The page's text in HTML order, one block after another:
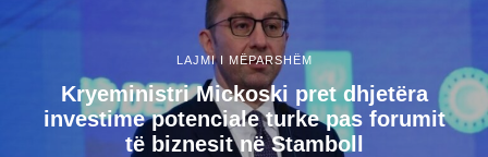
LAJMI I MËPARSHËM
Kryeministri Mickoski pret dhjetëra
investime potenciale turke pas forumit
të biznesit në Stamboll